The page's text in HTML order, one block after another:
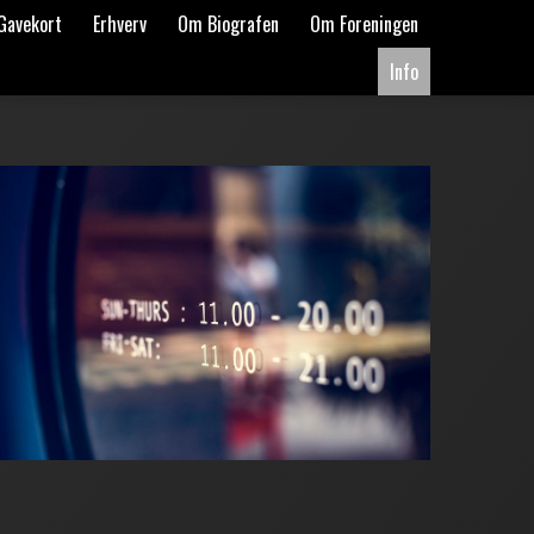
Erhverv Om Biografen
Om Foreningen
Info